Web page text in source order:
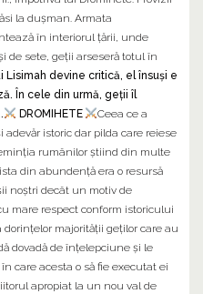
la dușman. Armata
în interiorul țării, unde
de sete, geții arseseră totul în
Lisimah devine critică, el însuși e
În cele din urmă, geții îl
DROMIHETE
Ceea ce a
istoric dar pilda care reiese
rumânilor știind din multe
din abundență era o resursă
noștri decât un motiv de
mare respect conform istoricului
majorității geților care au
dovadă de înțelepciune și le
care acesta o să fie executat ei
apropiat la un nou val de